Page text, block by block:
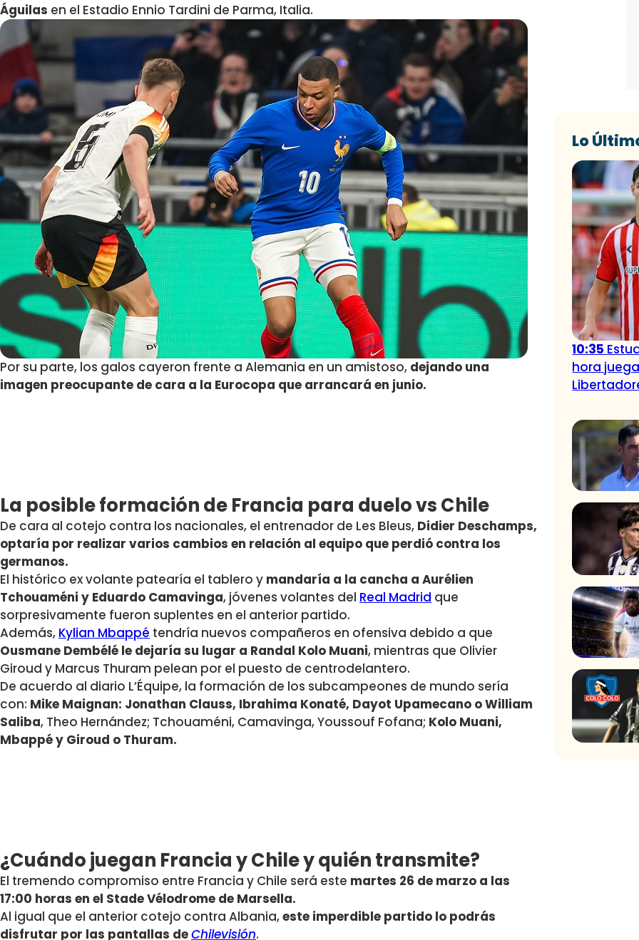
Águilas en el Estadio Ennio Tardini de Parma, Italia.
Por su parte, los galos cayeron frente a Alemania en un amistoso, dejando una
imagen preocupante de cara a la Eurocopa que arrancará en junio.
La posible formación de Francia para duelo vs Chile
De cara al cotejo contra los nacionales, el entrenador de Les Bleus, Didier Deschamps,
optaría por realizar varios cambios en relación al equipo que perdió contra los
germanos.
El histórico ex volante patearía el tablero y mandaría a la cancha a Aurélien
Tchouaméni y Eduardo Camavinga, jóvenes volantes del Real Madrid que
sorpresivamente fueron suplentes en el anterior partido.
Además, Kylian Mbappé tendría nuevos compañeros en ofensiva debido a que
Ousmane Dembélé le dejaría su lugar a Randal Kolo Muani, mientras que Olivier
Giroud y Marcus Thuram pelean por el puesto de centrodelantero.
De acuerdo al diario L’Équipe, la formación de los subcampeones de mundo sería
con: Mike Maignan: Jonathan Clauss, Ibrahima Konaté, Dayot Upamecano o William
Saliba, Theo Hernández; Tchouaméni, Camavinga, Youssouf Fofana; Kolo Muani,
Mbappé y Giroud o Thuram.
¿Cuándo juegan Francia y Chile y quién transmite?
El tremendo compromiso entre Francia y Chile será este martes 26 de marzo a las
17:00 horas en el Stade Vélodrome de Marsella.
Al igual que el anterior cotejo contra Albania,este imperdible partido lo podrás
disfrutar por las pantallas deChilevisión.
Lo
10:35
hora